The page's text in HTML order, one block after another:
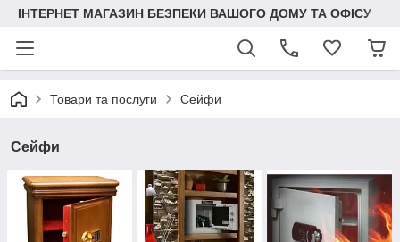
ІНТЕРНЕТ МАГАЗИН БЕЗПЕКИ ВАШОГО ДОМУ ТА ОФІСУ
Товари та послуги Сейфи
Сейфи